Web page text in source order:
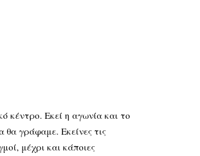
κέντρο. Εκεί η αγωνία και το
θα γράφαμε. Εκείνες τις
μέχρι και κάποιες